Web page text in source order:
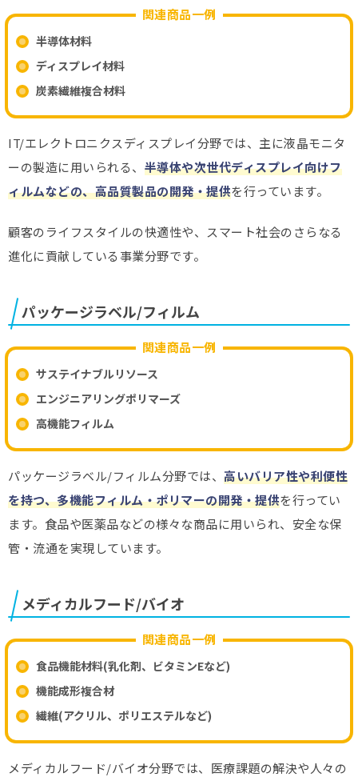
関連商品一例
半導体材料
ディスプレイ材料
炭素繊維複合材料
IT/エレクトロニクスディスプレイ分野では、主に液晶モニタ
ーの製造に用いられる、 半導体や次世代ディスプレイ向けフ
ィルムなどの、高品質製品の開発・提供を行っています。
顧客のライフスタイルの快適性や、スマート社会のさらなる
進化に貢献している事業分野です。
パッケージラベル/フィルム
関連商品一例
サステイナブルリソース
エンジニアリングポリマーズ
高機能フィルム
パッケージラベル/フィルム分野では、 高いバリア性や利便性
を持つ、多機能フィルム・ポリマーの開発・提供を行ってい
ます。食品や医薬品などの様々な商品に用いられ、安全な保
管・流通を実現しています。
メディカルフード/バイオ
関連商品一例
食品機能材料(乳化剤、ビタミンEなど)
機能成形複合材
繊維(アクリル、ポリエステルなど)
メディカルフード/バイオ分野では、医療課題の解決や人々の